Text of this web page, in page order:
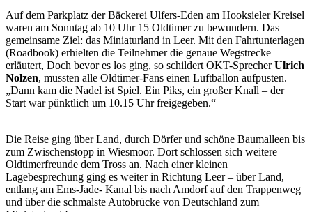
Auf dem Parkplatz der Bäckerei Ulfers-Eden am Hooksieler Kreisel
waren am Sonntag ab 10 Uhr 15 Oldtimer zu bewundern. Das
gemeinsame Ziel: das Miniaturland in Leer. Mit den Fahrtunterlagen
(Roadbook) erhielten die Teilnehmer die genaue Wegstrecke
erläutert, Doch bevor es los ging, so schildert OKT-SprecherUlrich
Nolzen, mussten alle Oldtimer-Fans einen Luftballon aufpusten.
„Dann kam die Nadel ist Spiel. Ein Piks, ein großer Knall – der
Start war pünktlich um 10.15 Uhr freigegeben.“
Die Reise ging über Land, durch Dörfer und schöne Baumalleen bis
zum Zwischenstopp in Wiesmoor. Dort schlossen sich weitere
Oldtimerfreunde dem Tross an. Nach einer kleinen
Lagebesprechung ging es weiter in Richtung Leer – über Land,
entlang am Ems-Jade- Kanal bis nach Amdorf auf den Trappenweg
und über die schmalste Autobrücke von Deutschland zum